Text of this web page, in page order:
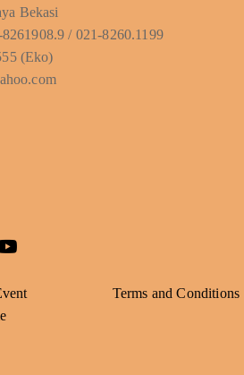
Bekasi
/ 021-8260.1199
(Eko)
Terms and Conditions